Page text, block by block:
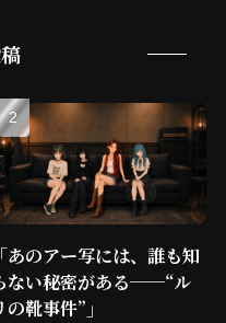
「あのアー写には、誰も知
ない秘密がある──“ル
の靴事件”」